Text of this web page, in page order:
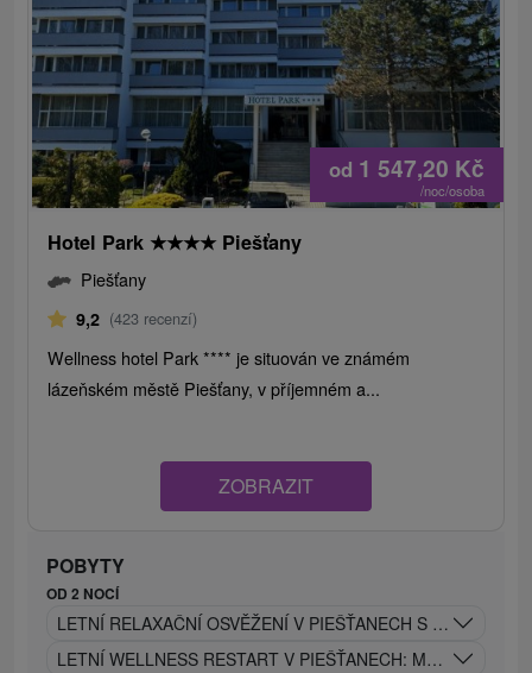
od 1 547,20 Kč
/noc/osoba
Hotel Park ★★★★ Piešťany
Piešťany
9,2 (423 recenzí)
Wellness hotel Park **** je situován ve známém
lázeňském městě Piešťany, v příjemném a...
ZOBRAZIT
POBYTY
OD 2 NOCÍ
LETNÍ RELAXAČNÍ OSVĚŽENÍ V PIEŠŤANECH S
LETNÍ WELLNESS RESTART V PIEŠŤANECH: MASÁŽ,